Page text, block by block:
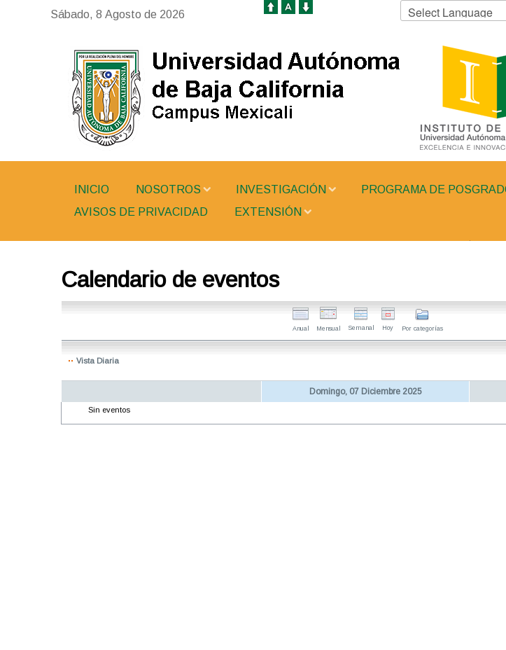
Sábado, 8 Agosto de 2026
INICIO NOSOTROS INVESTIGACIÓN PROGRAMA DE
AVISOS DE PRIVACIDAD
EXTENSIÓN
Calendario de eventos
Anual Mensual Semanal Hoy Por categorías
Vista Diaria
Domingo, 07 Diciembre 2025
Sin eventos